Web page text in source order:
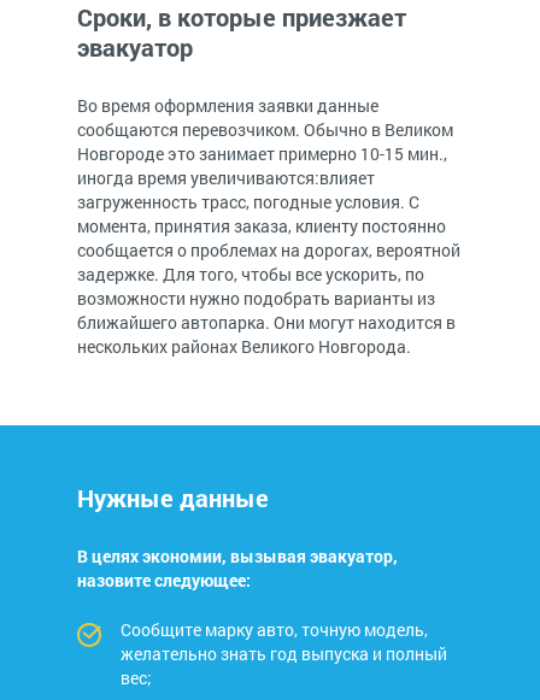
Сроки, в которые приезжает
эвакуатор
Во время оформления заявки данные
сообщаются перевозчиком. Обычно в Великом
Новгороде это занимает примерно 10-15 мин.,
иногда время увеличиваются:влияет
загруженность трасс, погодные условия. С
момента, принятия заказа, клиенту постоянно
сообщается о проблемах на дорогах, вероятной
задержке. Для того, чтобы все ускорить, по
возможности нужно подобрать варианты из
ближайшего автопарка. Они могут находится в
нескольких районах Великого Новгорода.
Нужные данные
В целях экономии, вызывая эвакуатор,
назовите следующее:
Сообщите марку авто, точную модель,
желательно знать год выпуска и полный
вес;